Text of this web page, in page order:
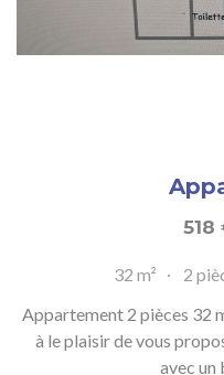
518
32 m² 2
Appartement 2 pièces 32
à le plaisir de vous
avec un